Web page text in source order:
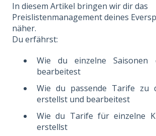
In diesem Artikel bringen wir dir das
Preislistenmanagement deines
näher.
Du erfährst:
Wie du einzelne Saisonen
bearbeitest
Wie du passende Tarife zu
erstellst und bearbeitest
Wie du Tarife für einzelne
erstellst